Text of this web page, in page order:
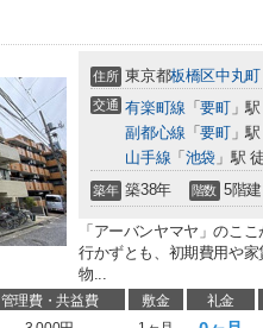
住所 東京都板橋区中丸町
交通 有楽町線 「要町」
副都心線 「要町」
山手線 「 池袋 」駅
築年 築38年 階数 5階建
「アーバンヤマヤ」のこ
行かずとも、初期費用や
物...
管理費・共益費 敷金 礼金